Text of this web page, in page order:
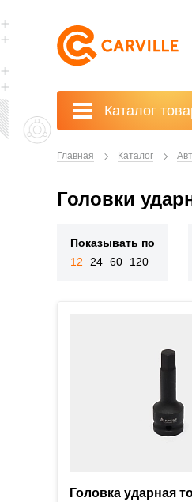
Каталог
Главная Каталог
Головки
Показывать по
12
24 60 120
Головка ударная